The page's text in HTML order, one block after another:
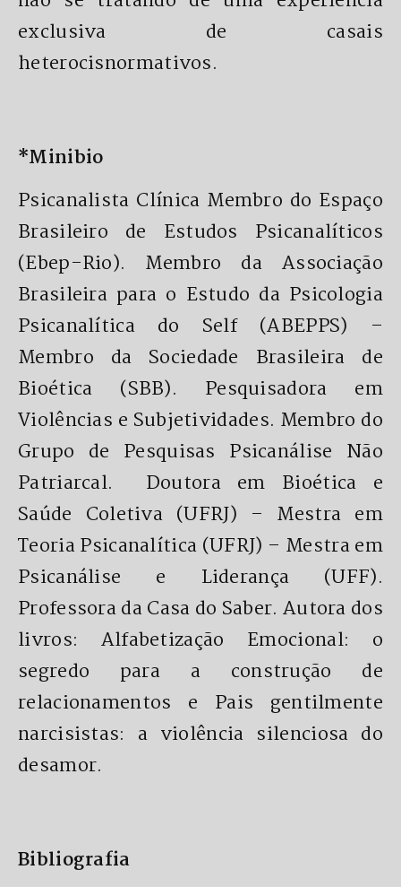
exclusiva de casais
heterocisnormativos.
*Minibio
Psicanalista Clínica Membro do Espaço
Brasileiro de Estudos Psicanalíticos
(Ebep-Rio). Membro da Associação
Brasileira para o Estudo da Psicologia
Psicanalítica do Self (ABEPPS) –
Membro da Sociedade Brasileira de
Bioética (SBB). Pesquisadora em
Violências e Subjetividades. Membro do
Grupo de Pesquisas Psicanálise Não
Patriarcal. Doutora em Bioética e
Saúde Coletiva (UFRJ) – Mestra em
Teoria Psicanalítica (UFRJ) – Mestra em
Psicanálise e Liderança (UFF).
Professora da Casa do Saber. Autora dos
livros: Alfabetização Emocional: o
segredo para a construção de
relacionamentos e Pais gentilmente
narcisistas: a violência silenciosa do
desamor.
Bibliografia